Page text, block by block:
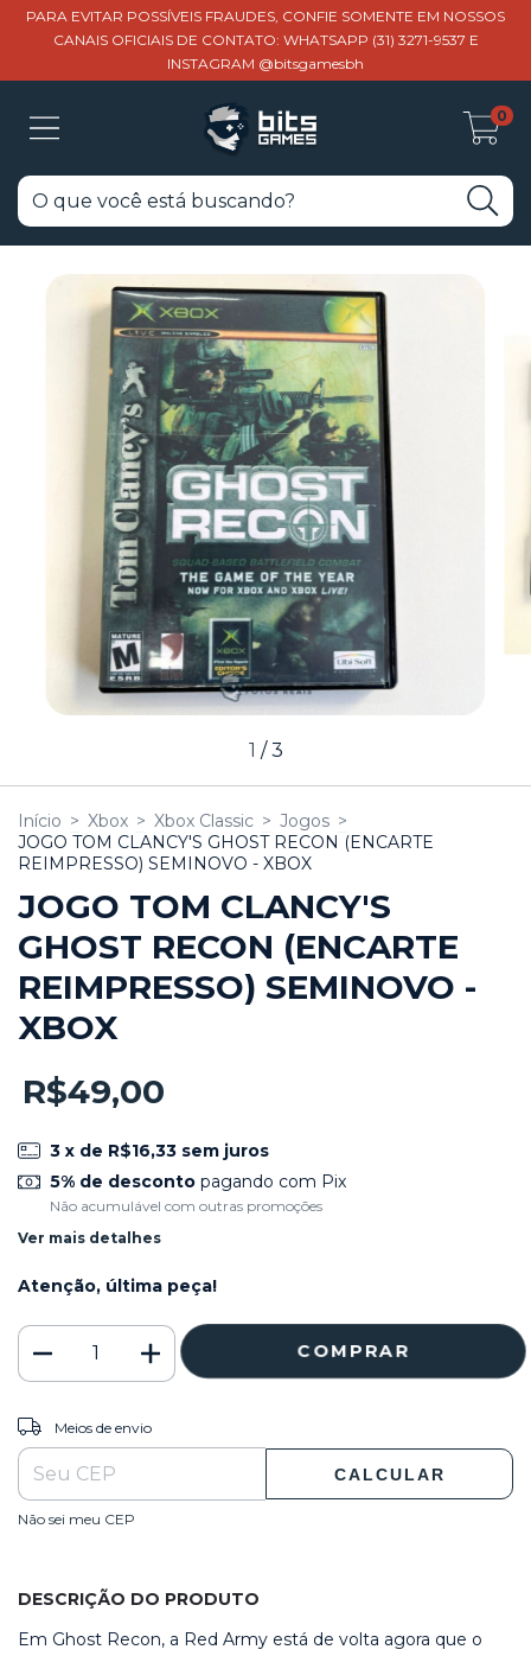
PARA EVITAR POSSÍVEIS FRAUDES, CONFIE SOMENTE EM NOSSOS
CANAIS OFICIAIS DE CONTATO: WHATSAPP (31) 3271-9537 E
INSTAGRAM @bitsgamesbh
0
1 /3
Início > Xbox > Xbox Classic > Jogos >
JOGO TOM CLANCY'S GHOST RECON (ENCARTE
REIMPRESSO) SEMINOVO - XBOX
JOGO TOM CLANCY'S
GHOST RECON (ENCARTE
REIMPRESSO) SEMINOVO -
XBOX
R$49,00
3 x de R$16,33 sem juros
5% de descontopagando com Pix
Não acumulável com outras promoções
Ver mais detalhes
Atenção, última peça!
Entregas para o CEP:
Meios de envio
CALCULAR
Não sei meu CEP
DESCRIÇÃO DO PRODUTO
Em Ghost Recon, a Red Army está de volta agora que o